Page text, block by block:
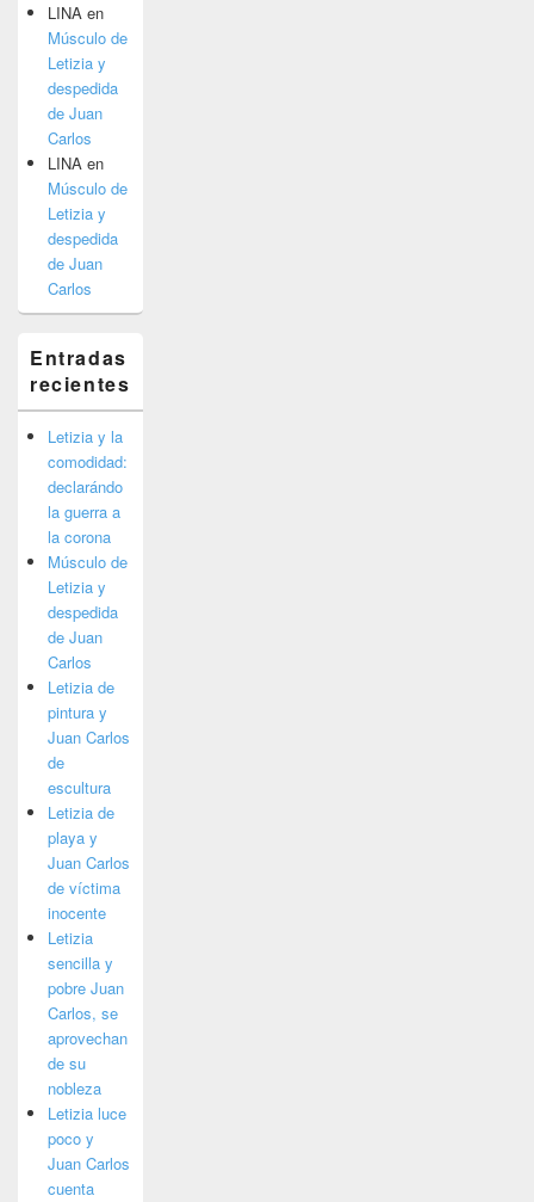
LINA en
Músculo de
Letizia y
despedida
de Juan
Carlos
LINA en
Músculo de
Letizia y
despedida
de Juan
Carlos
Entradas
recientes
Letizia y la
comodidad:
declarándo
la guerra a
la corona
Músculo de
Letizia y
despedida
de Juan
Carlos
Letizia de
pintura y
Juan Carlos
de
escultura
Letizia de
playa y
Juan Carlos
de víctima
inocente
Letizia
sencilla y
pobre Juan
Carlos, se
aprovechan
de su
nobleza
Letizia luce
poco y
Juan Carlos
cuenta